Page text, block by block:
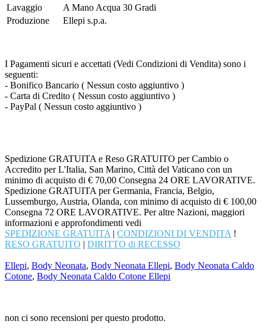
Lavaggio
A Mano Acqua 30 Gradi
Produzione
Ellepi s.p.a.
I Pagamenti sicuri e accettati (Vedi Condizioni di Vendita) sono i
seguenti:
- Bonifico Bancario ( Nessun costo aggiuntivo )
- Carta di Credito ( Nessun costo aggiuntivo )
- PayPal ( Nessun costo aggiuntivo )
Spedizione GRATUITA e Reso GRATUITO per Cambio o
Accredito per L'Italia, San Marino, Città del Vaticano con un
minimo di acquisto di € 70,00 Consegna 24 ORE LAVORATIVE.
Spedizione GRATUITA per Germania, Francia, Belgio,
Lussemburgo, Austria, Olanda, con minimo di acquisto di € 100,00
Consegna 72 ORE LAVORATIVE. Per altre Nazioni, maggiori
informazioni e approfondimenti vedi
SPEDIZIONE GRATUITA | CONDIZIONI DI VENDITA !
RESO GRATUITO | DIRITTO di RECESSO
Ellepi, Body Neonata, Body Neonata Ellepi, Body Neonata Caldo
Cotone, Body Neonata Caldo Cotone Ellepi
non ci sono recensioni per questo prodotto.